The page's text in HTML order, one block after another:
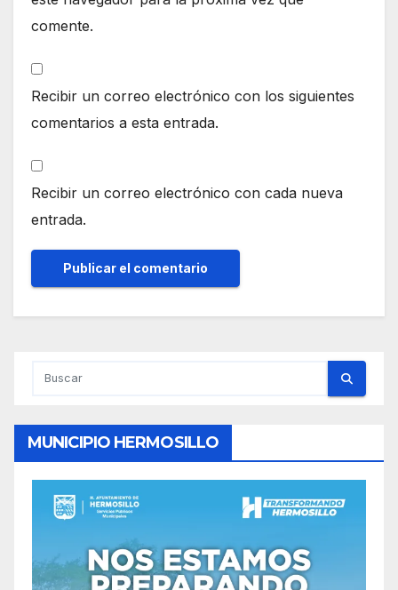
comente.
Recibir un correo electrónico con los siguientes
comentarios a esta entrada.
Recibir un correo electrónico con cada nueva
entrada.
MUNICIPIO HERMOSILLO